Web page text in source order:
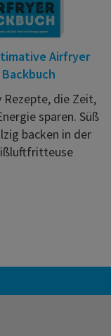
Airfryer
Backbuch
Rezepte, die Zeit,
sparen. Süß
backen in der